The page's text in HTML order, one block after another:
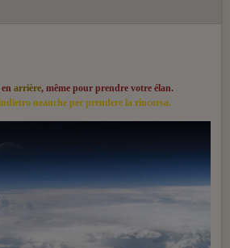
arrière, même pour prendre votre élan.
neanche per prendere la rincorsa.